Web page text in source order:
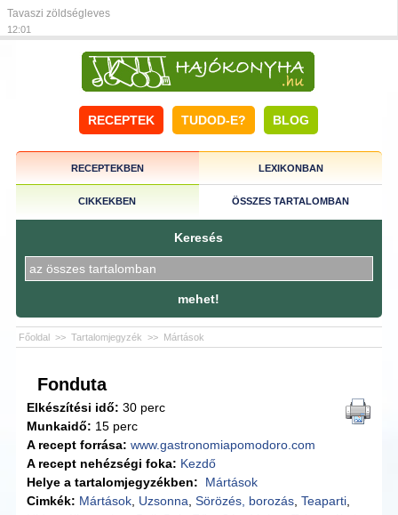
Tavaszi zöldségleves
12:01
RECEPTEK TUDOD-E? BLOG
RECEPTEKBEN LEXIKONBAN
CIKKEKBEN ÖSSZES TARTALOMBAN
Keresés
mehet!
Főoldal >> Tartalomjegyzék >> Mártások
Fonduta
Elkészítési idő: 30 perc
Munkaidő: 15 perc
A recept forrása: www.gastronomiapomodoro.com
A recept nehézségi foka: Kezdő
Helye a tartalomjegyzékben:
Mártások
Cimkék: Mártások Uzsonna ,Sörözés, borozás ,Teaparti